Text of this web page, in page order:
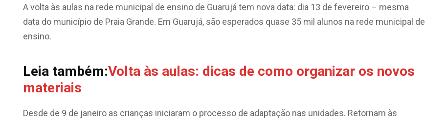
A volta às aulas na rede municipal de ensino de Guarujá tem nova data: dia 13 de fevereiro – mesma
data do município de Praia Grande. Em Guarujá, são esperados quase 35 mil alunos na rede municipal de
ensino.
Leia também:Volta às aulas: dicas de como organizar os novos
materiais
Desde de 9 de janeiro as crianças iniciaram o processo de adaptação nas unidades. Retornam às